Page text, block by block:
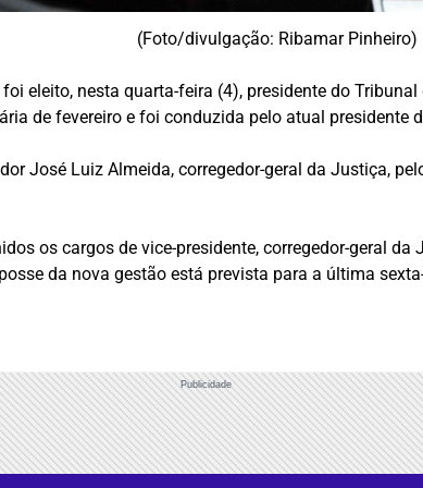
(Foto/divulgação: Ribamar Pinheiro)
eleito, nesta quarta-feira (4), presidente do
de fevereiro e foi conduzida pelo atual presidente
José Luiz Almeida, corregedor-geral da Justiça,
os cargos de vice-presidente, corregedor-geral
da nova gestão está prevista para a última
Publicidade